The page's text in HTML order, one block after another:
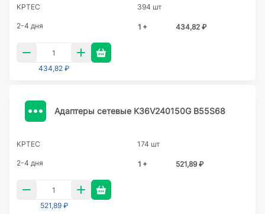
KPTEC 394 шт
2-4 дня 1 + 434,82 ₽
434,82 ₽
Адаптеры сетевые K36V240150G B55S68
KPTEC 174 шт
2-4 дня 1 + 521,89 ₽
521,89 ₽